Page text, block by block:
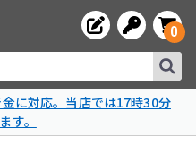
0
金に対応。当店では17時30分
す。